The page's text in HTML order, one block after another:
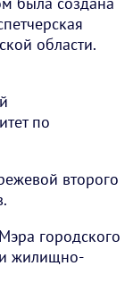
области.
по
второго
городского
и жилищно-